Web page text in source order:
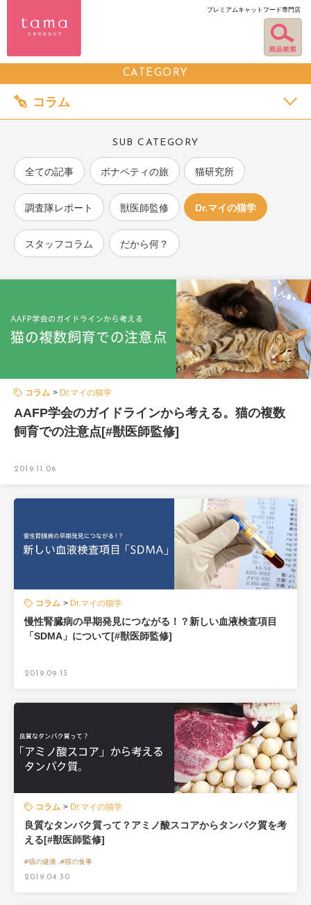
プレミアムキャットフード専門店
CATEGORY
コラム
SUB CATEGORY
全ての記事 ボナペティの旅 猫研究所
調査隊レポート 獣医師監修 Dr.マイの猫学
スタッフコラム だから何？
コラム Dr.マイの猫学
AAFP学会のガイドラインから考える。猫の複数
飼育での注意点[#獣医師監修]
2019.11.06
コラム Dr.マイの猫学
慢性腎臓病の早期発見につながる！？新しい血液検査項目
「SDMA」について[#獣医師監修]
2019.09.13
コラム Dr.マイの猫学
良質なタンパク質って？アミノ酸スコアからタンパク質を考
える[#獣医師監修]
#猫の健康 ,#猫の食事
2019.04.30